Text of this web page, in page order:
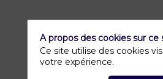
A propos des cookies sur ce
Ce site utilise des cookies
votre expérience.